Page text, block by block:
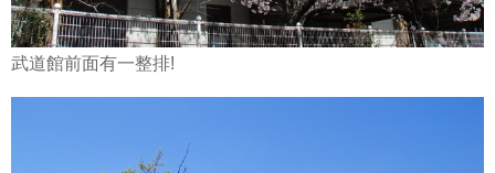
武道館前面有一整排!